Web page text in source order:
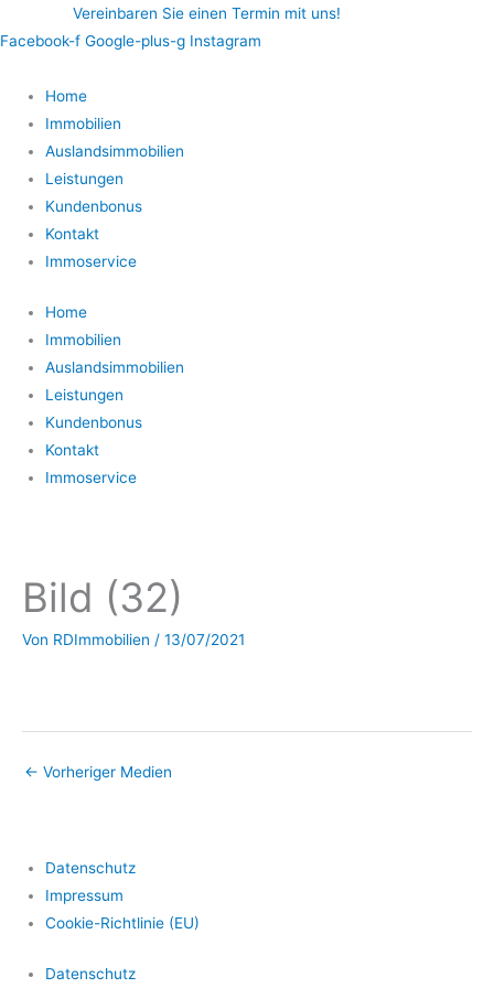
Inhalt
Vereinbaren Sie einen Termin mit uns!
Facebook-f Google-plus-g Instagram
Home
Immobilien
Auslandsimmobilien
Leistungen
Kundenbonus
Kontakt
Immoservice
Home
Immobilien
Auslandsimmobilien
Leistungen
Kundenbonus
Kontakt
Immoservice
Bild (32)
Von RDImmobilien / 13/07/2021
← Vorheriger Medien
Datenschutz
Impressum
Cookie-Richtlinie (EU)
Datenschutz